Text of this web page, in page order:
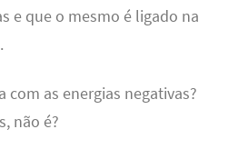
e que o mesmo é ligado na
com as energias negativas?
não é?